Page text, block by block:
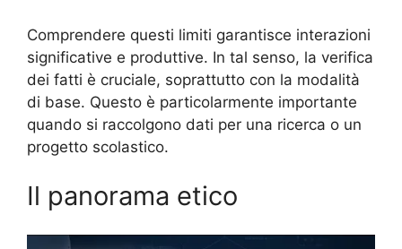
Comprendere questi limiti garantisce interazioni
significative e produttive. In tal senso, la verifica
dei fatti è cruciale, soprattutto con la modalità
di base. Questo è particolarmente importante
quando si raccolgono dati per una ricerca o un
progetto scolastico.
Il panorama etico